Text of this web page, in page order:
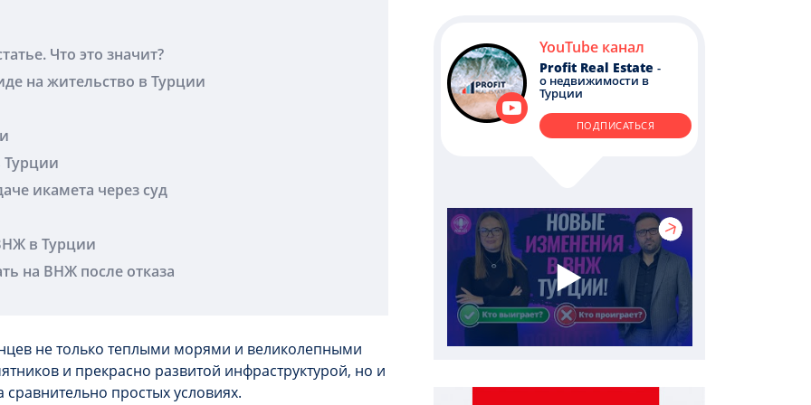
Что это значит?
на жительство в Турции
Турции
икамета через суд
в Турции
на ВНЖ после отказа
не только теплыми морями и великолепными
и прекрасно развитой инфраструктурой, но и
простых условиях.
YouTube канал
Profit Real Estate -
о недвижимости в
Турции
ПОДПИСАТЬСЯ